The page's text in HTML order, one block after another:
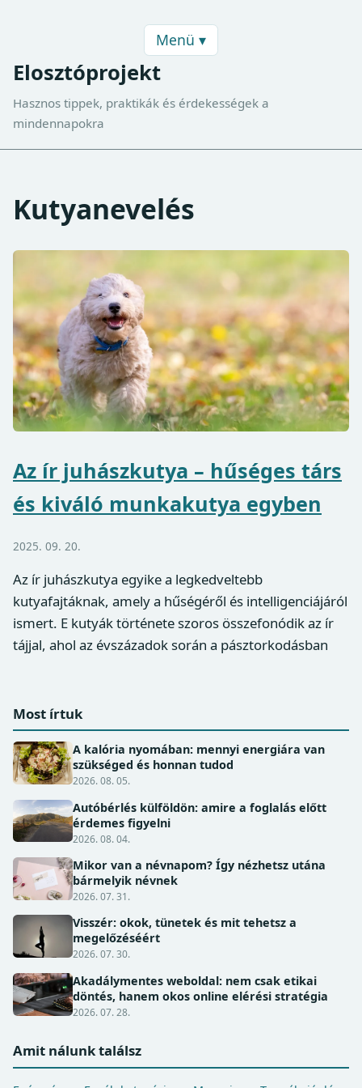
Menü ▾
Elosztóprojekt
Hasznos tippek, praktikák és érdekességek a
mindennapokra
Kutyanevelés
Az ír juhászkutya – hűséges társ
és kiváló munkakutya egyben
2025. 09. 20.
Az ír juhászkutya egyike a legkedveltebb
kutyafajtáknak, amely a hűségéről és intelligenciájáról
ismert. E kutyák története szoros összefonódik az ír
tájjal, ahol az évszázadok során a pásztorkodásban
Most írtuk
A kalória nyomában: mennyi energiára van
szükséged és honnan tudod
2026. 08. 05.
Autóbérlés külföldön: amire a foglalás előtt
érdemes figyelni
2026. 08. 04.
Mikor van a névnapom? Így nézhetsz utána
bármelyik névnek
2026. 07. 31.
Visszér: okok, tünetek és mit tehetsz a
megelőzéséért
2026. 07. 30.
Akadálymentes weboldal: nem csak etikai
döntés, hanem okos online elérési stratégia
2026. 07. 28.
Amit nálunk találsz